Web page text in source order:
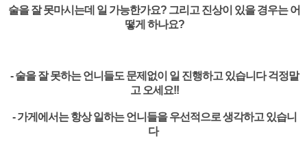
술을 잘 못마시는데 일 가능한가요? 그리고 진상이 있을 경우는 어
떻게 하나요?
- 술을 잘 못하는 언니들도 문제없이 일 진행하고 있습니다 걱정말
고 오세요!!
- 가게에서는 항상 일하는 언니들을 우선적으로 생각하고 있습니
다